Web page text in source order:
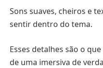
Sons suaves, cheiros e
sentir dentro do tema.
Esses detalhes são o
de uma imersiva de